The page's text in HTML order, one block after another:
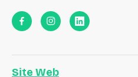
Site Web